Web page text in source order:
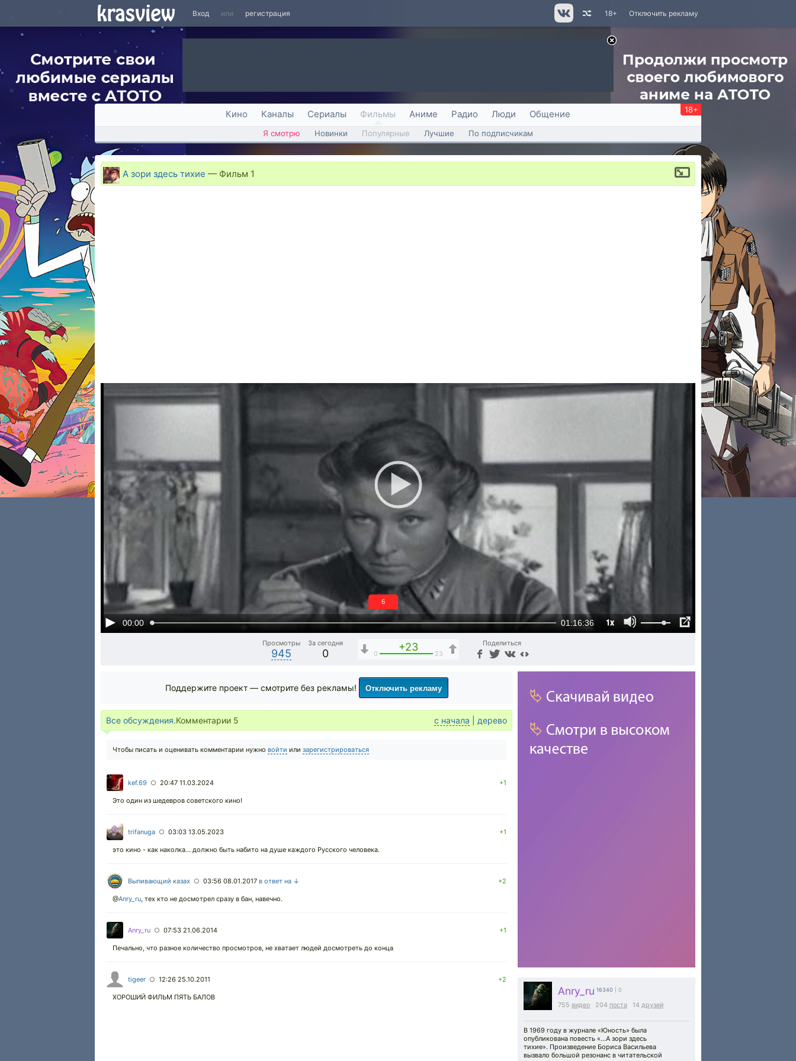
Вход или регистрация Отключить рекламу
18+
Кино Каналы Сериалы Фильмы Аниме Радио Люди Общение 18+
Я смотрю Новинки Популярные Лучшие По подписчикам
А зори здесь тихие — Фильм 1
00:00 01:16:36 1x
5
Просмотры
945
За сегодня
0
+23
0 23
Поделиться
Anry_ru 16340 | 0
755 видео 204 поста 14 друзей
В 1969 году в журнале «Юность» была
опубликована повесть «…А зори здесь
тихие». Произведение Бориса Васильева
вызвало большой резонанс в читательской
Поддержите проект — смотрите без рекламы! Отключить рекламу
Все обсуждения.Комментарии 5 с начала дерево
Чтобы писать и оценивать комментарии нужно войти или зарегистрироваться
kef.69 ○ 20:47 11.03.2024 +1
Это один из шедевров советского кино!
trifanuga ○ 03:03 13.05.2023 +1
это кино - как наколка... должно быть набито на душе каждого Русского человека.
Выпивающий казах ○ 03:56 08.01.2017 в ответ на ↓ +2
@Anry_ru тех кто не досмотрел сразу в бан, навечно.
Anry_ru ○ 07:53 21.06.2014 +1
Печально, что разное количество просмотров, не хватает людей досмотреть до конца
tigeer ○ 12:26 25.10.2011 +2
ХОРОШИЙ ФИЛЬМ ПЯТЬ БАЛОВ